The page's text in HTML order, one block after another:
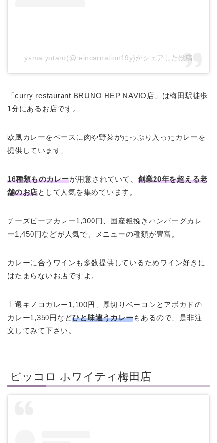
yama yotaro(@reincarnation19y)がシェアした投稿
「curry restaurant BRUNO HEP NAVIO店」は梅田駅徒歩
1分にあるお店です。
欧風カレーをベースに肉や野菜がたっぷり入ったカレーを
提供しています。
16種類ものカレーが用意されていて、 創業20年を超える老
舗のお店として人気を集めています。
チーズビーフカレー1,300円、国産粗挽きハンバーグカレ
ー1,450円などが人気で、メニューの種類が豊富。
カレーに合うワインも多数提供しているためワイン好きに
はたまらないお店ですよ。
上選キノコカレー1,100円、厚切りベーコンとアボカドの
カレー1,350円などひと味違うカレーもあるので、是非注
文してみて下さい。
ピッコロ ホワイティ梅田店